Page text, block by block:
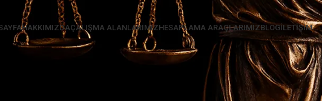
HAKKIMIZDAÇALIŞMA ALANLARIMIZHESAPLAMA ARAÇLARIMIZBLOGİLETIŞIM